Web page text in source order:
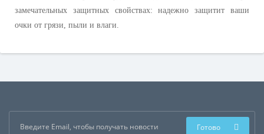
замечательных защитных свойствах: надежно защитит ваши
очки от грязи, пыли и влаги.
Готово